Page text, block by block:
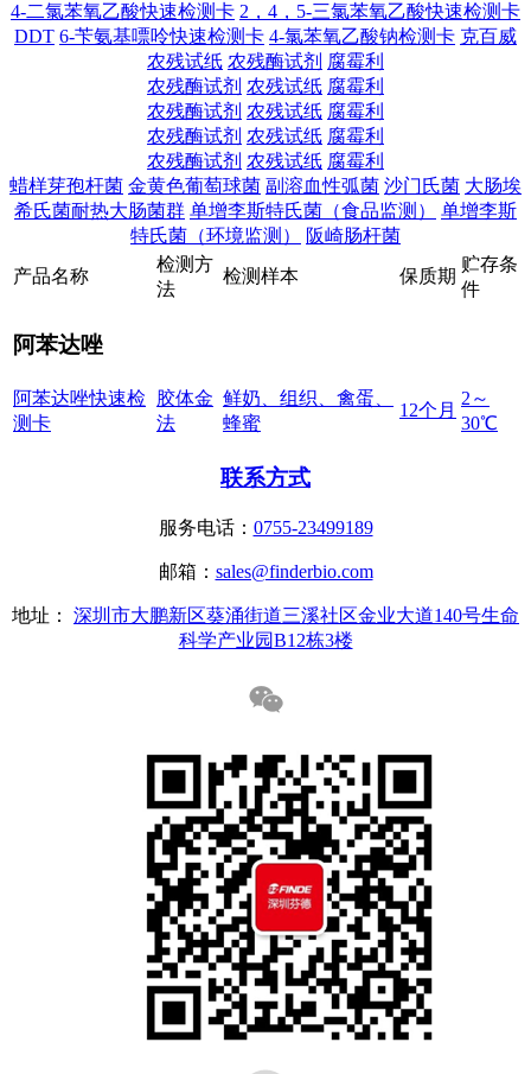
4-二氯苯氧乙酸快速检测卡 2，4，5-三氯苯氧乙酸快速检测卡
DDT 6-苄氨基嘌呤快速检测卡 4-氯苯氧乙酸钠检测卡 克百威
农残试纸 农残酶试剂 腐霉利
农残酶试剂 农残试纸 腐霉利
农残酶试剂 农残试纸 腐霉利
农残酶试剂 农残试纸 腐霉利
农残酶试剂 农残试纸 腐霉利
蜡样芽孢杆菌 金黄色葡萄球菌 副溶血性弧菌 沙门氏菌 大肠埃
希氏菌耐热大肠菌群 单增李斯特氏菌（食品监测）
单增李斯
特氏菌（环境监测）
阪崎肠杆菌
产品名称
检测方
法
检测样本 保质期
贮存条
件
阿苯达唑
阿苯达唑快速检
测卡
胶体金
法
鲜奶、组织、禽蛋、
蜂蜜
12个月
2～
30℃
联系方式
服务电话： 0755-23499189
邮箱： sales@finderbio.com
地址： 深圳市大鹏新区葵涌街道三溪社区金业大道140号生命
科学产业园B12栋3楼